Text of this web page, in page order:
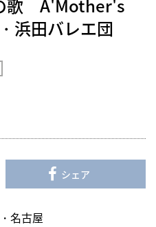
歌 A'Mother's
浜田バレエ団
シェア
名古屋